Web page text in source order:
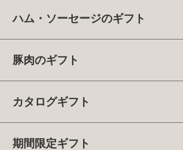
ハム・ソーセージのギフト
豚肉のギフト
カタログギフト
期間限定ギフト